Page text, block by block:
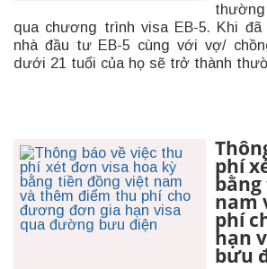
qua chương trình visa EB-5. Khi
nhà đầu tư EB-5 cùng với vợ/
dưới 21 tuổi của họ sẽ trở thành
phí
nam
phí
hạn
bưu